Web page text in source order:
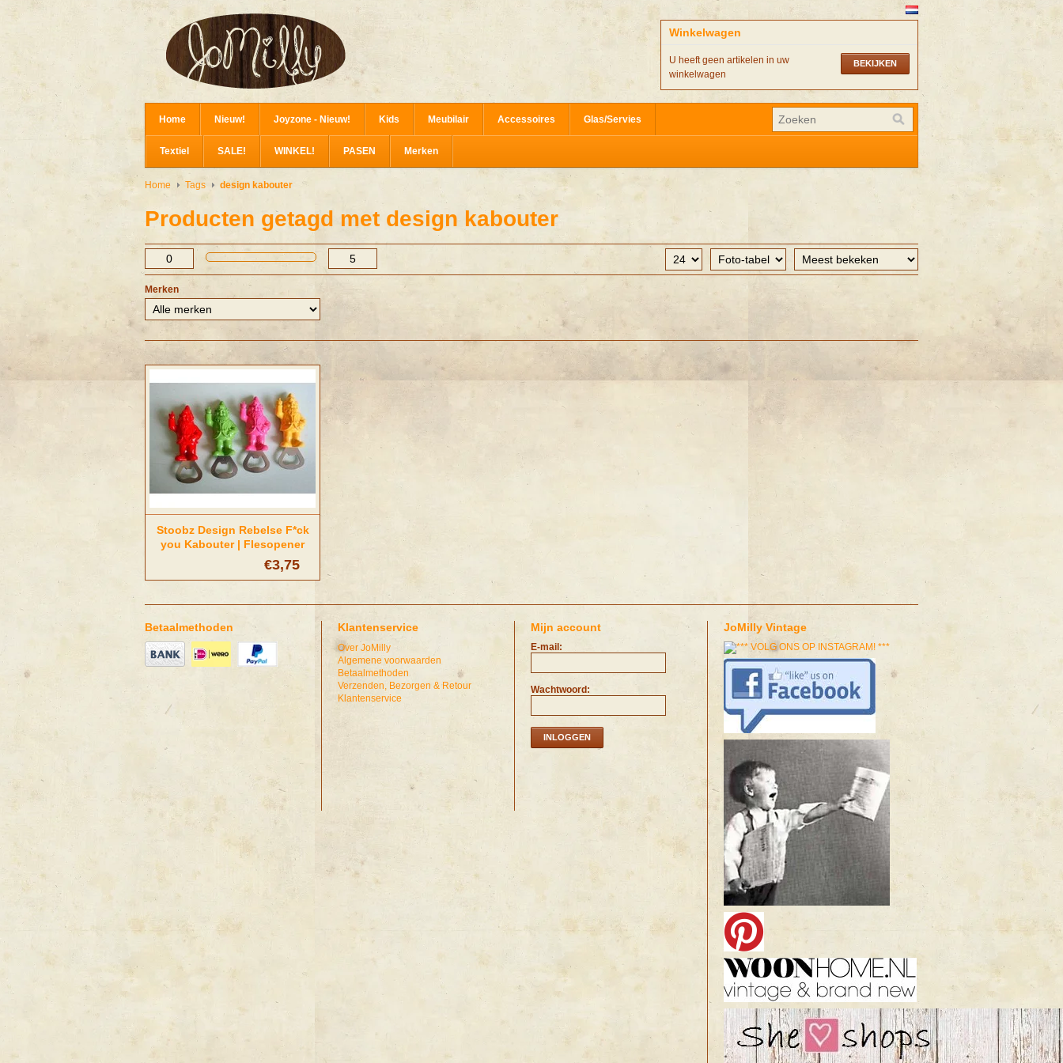
Winkelwagen
BEKIJKEN
U heeft geen artikelen in uw
winkelwagen
Home Nieuw! Joyzone - Nieuw! Kids Meubilair Accessoires Glas/Servies
Textiel SALE! WINKEL! PASEN Merken
Home Tags design kabouter
Producten getagd met design kabouter
Merken
Stoobz Design Rebelse F*ck
you Kabouter | Flesopener
met magneet€3,75
Betaalmethoden Klantenservice
Over JoMilly
Algemene voorwaarden
Betaalmethoden
Verzenden, Bezorgen & Retour
Klantenservice
Mijn account
E-mail:
Wachtwoord:
INLOGGEN
JoMilly Vintage